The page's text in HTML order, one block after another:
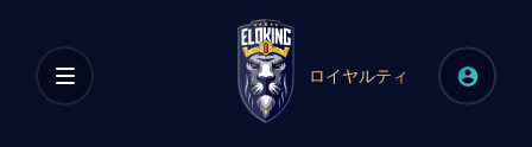
ロイヤルティ